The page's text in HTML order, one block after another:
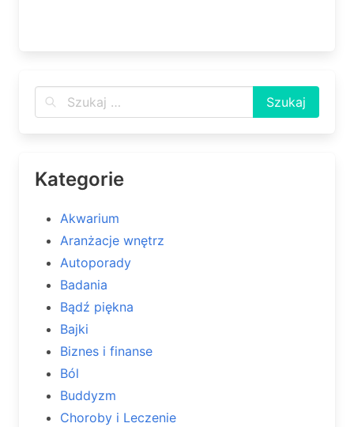
Kategorie
Akwarium
Aranżacje wnętrz
Autoporady
Badania
Bądź piękna
Bajki
Biznes i finanse
Ból
Buddyzm
Choroby i Leczenie